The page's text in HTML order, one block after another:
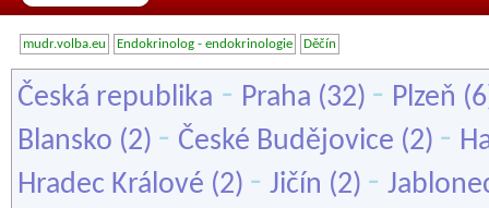
mudr.volba.eu Endokrinolog - endokrinologie Děčín
Česká republika - Praha (32) - Plzeň
Blansko (2) - České Budějovice (2) -
Hradec Králové (2) - Jičín (2) -